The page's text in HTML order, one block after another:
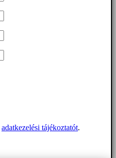
adatkezelési tájékoztatót.